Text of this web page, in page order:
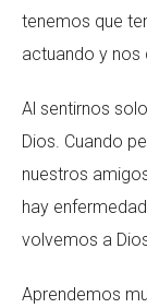
tenemos que
actuando y nos
Al sentirnos
Dios. Cuando
nuestros
hay
volvemos a
Aprendemos